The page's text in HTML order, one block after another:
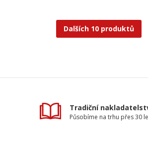
Dalších 10 produktů
Tradiční
Působíme na trhu přes 30